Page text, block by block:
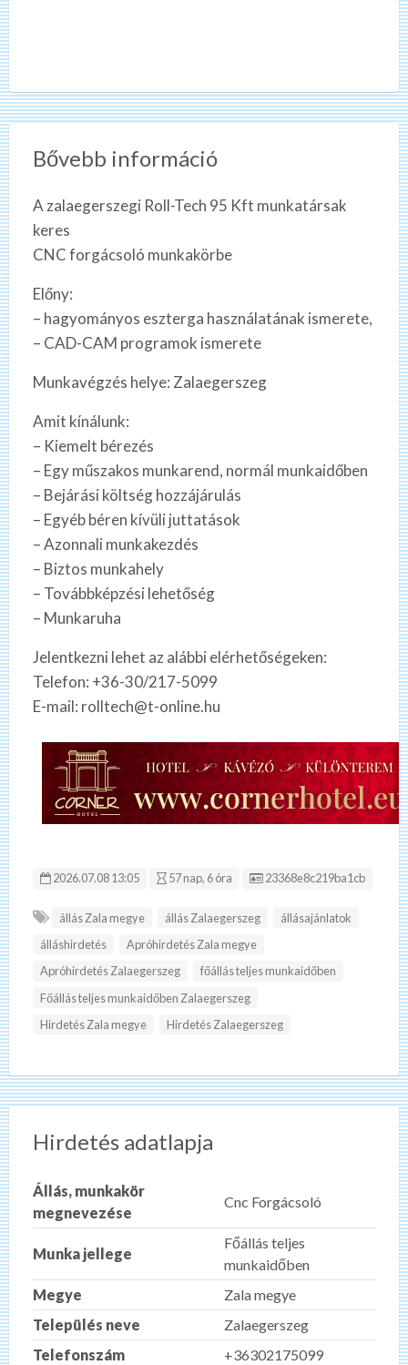
Bővebb információ
A zalaegerszegi Roll-Tech 95 Kft munkatársak
keres
CNC forgácsoló munkakörbe
Előny:
– hagyományos eszterga használatának ismerete,
– CAD-CAM programok ismerete
Munkavégzés helye: Zalaegerszeg
Amit kínálunk:
– Kiemelt bérezés
– Egy műszakos munkarend, normál munkaidőben
– Bejárási költség hozzájárulás
– Egyéb béren kívüli juttatások
– Azonnali munkakezdés
– Biztos munkahely
– Továbbképzési lehetőség
– Munkaruha
Jelentkezni lehet az alábbi elérhetőségeken:
Telefon: +36-30/217-5099
E-mail: rolltech@t-online.hu
2026.07.08 13:05 57 nap, 6 óra Hirdetés ID:
23368e8c219ba1cb
állás Zala megye állás Zalaegerszeg
állásajánlatok
álláshirdetés
Apróhirdetés Zala megye
Apróhirdetés Zalaegerszeg
főállás teljes munkaidőben
Főállás teljes munkaidőben Zalaegerszeg
Hirdetés Zala megye
Hirdetés Zalaegerszeg
Hirdetés adatlapja
Állás, munkakör
megnevezése
Cnc Forgácsoló
Munka jellege
Főállás teljes
munkaidőben
Megye
Zala megye
Település neve
Zalaegerszeg
Telefonszám
+36302175099